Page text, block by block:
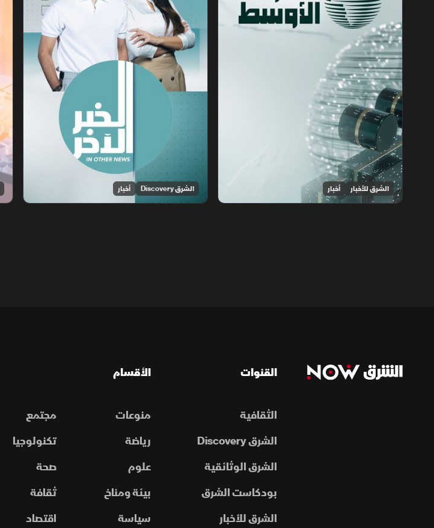
الشرق للأخبار أخبار الشرق Discovery أخبار
القنوات
الثقافية
الشرق Discovery
الشرق الوثائقية
بودكاست الشرق
الشرق للأخبار
الأقسام
منوعات
مجتمع
رياضة
تكنولوجيا
علوم
صحة
بيئة ومناخ
ثقافة
سياسة
اقتصاد